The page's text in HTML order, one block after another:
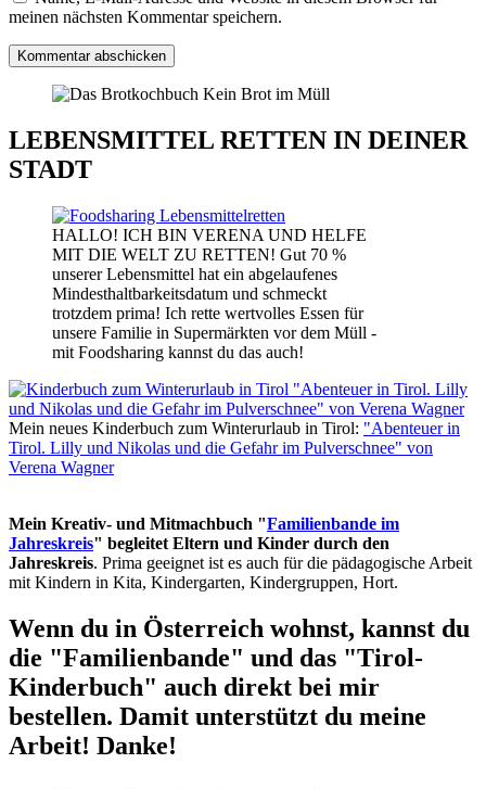
meinen nächsten Kommentar speichern.
LEBENSMITTEL RETTEN IN DEINER
STADT
HALLO! ICH BIN VERENA UND HELFE
MIT DIE WELT ZU RETTEN! Gut 70 %
unserer Lebensmittel hat ein abgelaufenes
Mindesthaltbarkeitsdatum und schmeckt
trotzdem prima! Ich rette wertvolles Essen für
unsere Familie in Supermärkten vor dem Müll -
mit Foodsharing kannst du das auch!
Mein neues Kinderbuch zum Winterurlaub in Tirol: "Abenteuer in
Tirol. Lilly und Nikolas und die Gefahr im Pulverschnee" von
Verena Wagner
Mein Kreativ- und Mitmachbuch "Familienbande im
Jahreskreis" begleitet Eltern und Kinder durch den
Jahreskreis. Prima geeignet ist es auch für die pädagogische Arbeit
mit Kindern in Kita, Kindergarten, Kindergruppen, Hort.
Wenn du in Österreich wohnst, kannst du
die "Familienbande" und das "Tirol-
Kinderbuch" auch direkt bei mir
bestellen. Damit unterstützt du meine
Arbeit! Danke!